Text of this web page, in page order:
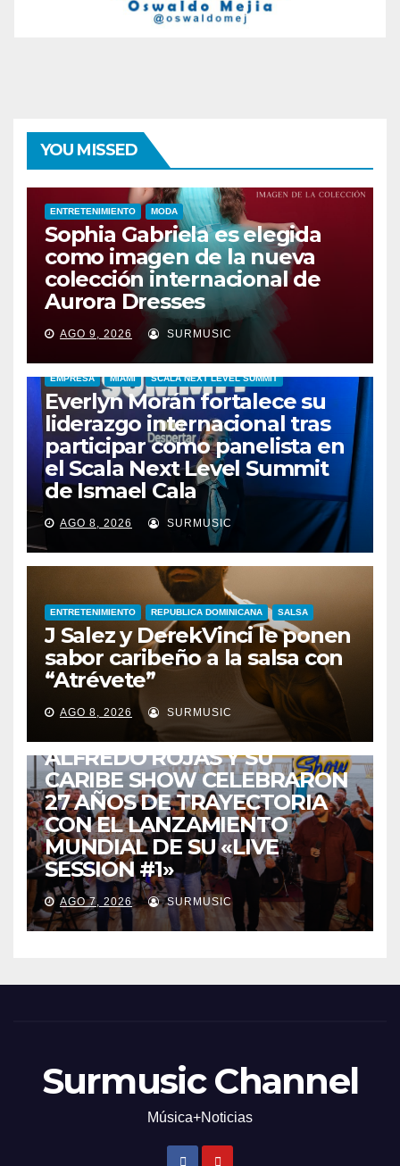
YOU MISSED
ENTRETENIMIENTO MODA
Sophia Gabriela es elegida
como imagen de la nueva
colección internacional de
Aurora Dresses
AGO 9, 2026 SURMUSIC
EMPRESA MIAMI SCALA NEXT LEVEL SUMMIT
Everlyn Morán fortalece su
liderazgo internacional tras
participar como panelista en
el Scala Next Level Summit
de Ismael Cala
AGO 8, 2026 SURMUSIC
ENTRETENIMIENTO REPUBLICA DOMINICANA SALSA
J Salez y DerekVinci le ponen
sabor caribeño a la salsa con
“Atrévete”
AGO 8, 2026 SURMUSIC
ENTRETENIMIENTO GUARACHA ZULIANA LIVE SESSION
ZULIA
ALFREDO ROJAS Y SU
CARIBE SHOW CELEBRARON
27 AÑOS DE TRAYECTORIA
CON EL LANZAMIENTO
MUNDIAL DE SU «LIVE
SESSION #1»
AGO 7, 2026 SURMUSIC
Surmusic Channel
Música+Noticias